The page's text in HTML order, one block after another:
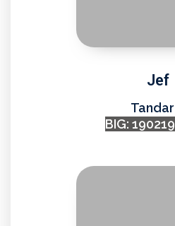
Jef
BIG: